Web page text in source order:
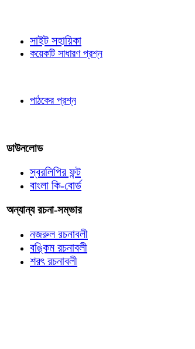
সাইট সহায়িকা
কয়েকটি সাধারণ প্রশ্ন
পাঠকের প্রশ্ন
ডাউনলোড
স্বরলিপির ফন্ট
বাংলা কি-বোর্ড
অন্যান্য রচনা-সম্ভার
নজরুল রচনাবলী
বঙ্কিম রচনাবলী
শরৎ রচনাবলী